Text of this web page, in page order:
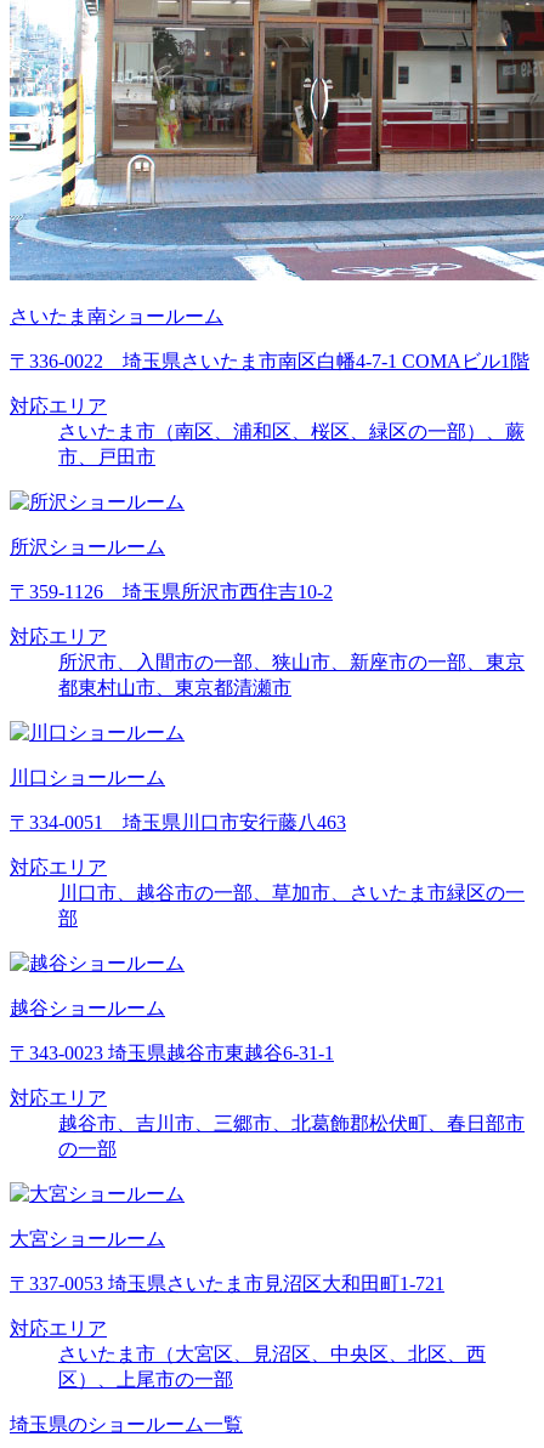
さいたま南ショールーム
〒336-0022 埼玉県さいたま市南区白幡4-7-1 COMAビル1階
対応エリア
さいたま市（南区、浦和区、桜区、緑区の一部）、蕨
市、戸田市
所沢ショールーム
〒359-1126 埼玉県所沢市西住吉10-2
対応エリア
所沢市、入間市の一部、狭山市、新座市の一部、東京
都東村山市、東京都清瀬市
川口ショールーム
〒334-0051 埼玉県川口市安行藤八463
対応エリア
川口市、越谷市の一部、草加市、さいたま市緑区の一
部
越谷ショールーム
〒343-0023 埼玉県越谷市東越谷6-31-1
対応エリア
越谷市、吉川市、三郷市、北葛飾郡松伏町、春日部市
の一部
大宮ショールーム
〒337-0053 埼玉県さいたま市見沼区大和田町1-721
対応エリア
さいたま市（大宮区、見沼区、中央区、北区、西
区）、上尾市の一部
埼玉県のショールーム一覧